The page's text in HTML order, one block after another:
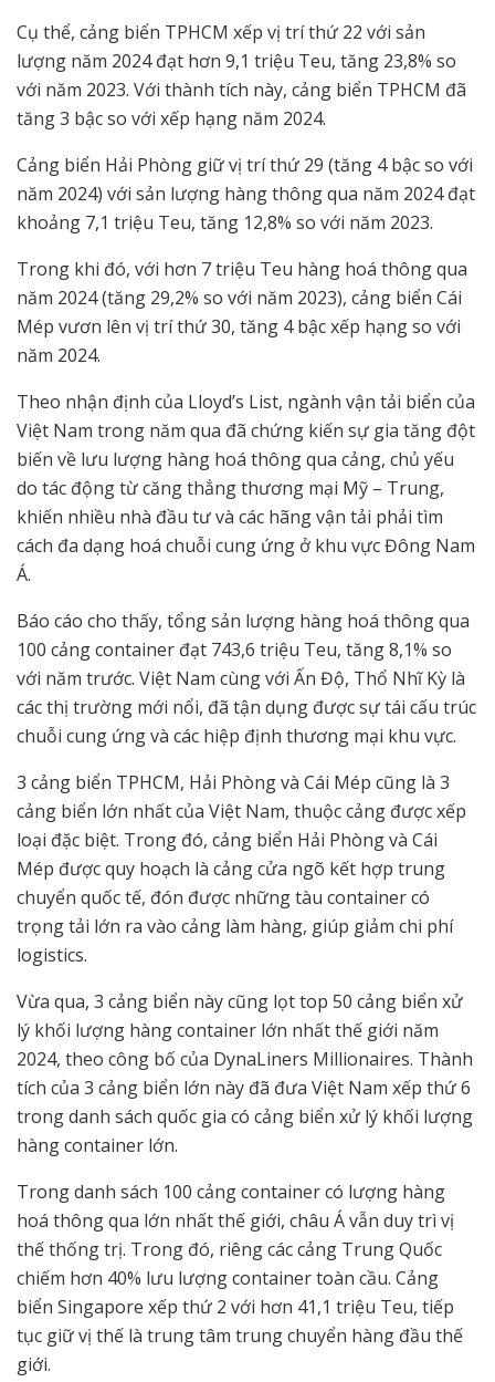
Cụ thể, cảng biển TPHCM xếp vị trí thứ 22 với sản
lượng năm 2024 đạt hơn 9,1 triệu Teu, tăng 23,8% so
với năm 2023. Với thành tích này, cảng biển TPHCM đã
tăng 3 bậc so với xếp hạng năm 2024.
Cảng biển Hải Phòng giữ vị trí thứ 29 (tăng 4 bậc so với
năm 2024) với sản lượng hàng thông qua năm 2024 đạt
khoảng 7,1 triệu Teu, tăng 12,8% so với năm 2023.
Trong khi đó, với hơn 7 triệu Teu hàng hoá thông qua
năm 2024 (tăng 29,2% so với năm 2023), cảng biển Cái
Mép vươn lên vị trí thứ 30, tăng 4 bậc xếp hạng so với
năm 2024.
Theo nhận định của Lloyd’s List, ngành vận tải biển của
Việt Nam trong năm qua đã chứng kiến sự gia tăng đột
biến về lưu lượng hàng hoá thông qua cảng, chủ yếu
do tác động từ căng thẳng thương mại Mỹ – Trung,
khiến nhiều nhà đầu tư và các hãng vận tải phải tìm
cách đa dạng hoá chuỗi cung ứng ở khu vực Đông Nam
Á.
Báo cáo cho thấy, tổng sản lượng hàng hoá thông qua
100 cảng container đạt 743,6 triệu Teu, tăng 8,1% so
với năm trước. Việt Nam cùng với Ấn Độ, Thổ Nhĩ Kỳ là
các thị trường mới nổi, đã tận dụng được sự tái cấu trúc
chuỗi cung ứng và các hiệp định thương mại khu vực.
3 cảng biển TPHCM, Hải Phòng và Cái Mép cũng là 3
cảng biển lớn nhất của Việt Nam, thuộc cảng được xếp
loại đặc biệt. Trong đó, cảng biển Hải Phòng và Cái
Mép được quy hoạch là cảng cửa ngõ kết hợp trung
chuyển quốc tế, đón được những tàu container có
trọng tải lớn ra vào cảng làm hàng, giúp giảm chi phí
logistics.
Vừa qua, 3 cảng biển này cũng lọt top 50 cảng biển xử
lý khối lượng hàng container lớn nhất thế giới năm
2024, theo công bố của DynaLiners Millionaires. Thành
tích của 3 cảng biển lớn này đã đưa Việt Nam xếp thứ 6
trong danh sách quốc gia có cảng biển xử lý khối lượng
hàng container lớn.
Trong danh sách 100 cảng container có lượng hàng
hoá thông qua lớn nhất thế giới, châu Á vẫn duy trì vị
thế thống trị. Trong đó, riêng các cảng Trung Quốc
chiếm hơn 40% lưu lượng container toàn cầu. Cảng
biển Singapore xếp thứ 2 với hơn 41,1 triệu Teu, tiếp
tục giữ vị thế là trung tâm trung chuyển hàng đầu thế
giới.